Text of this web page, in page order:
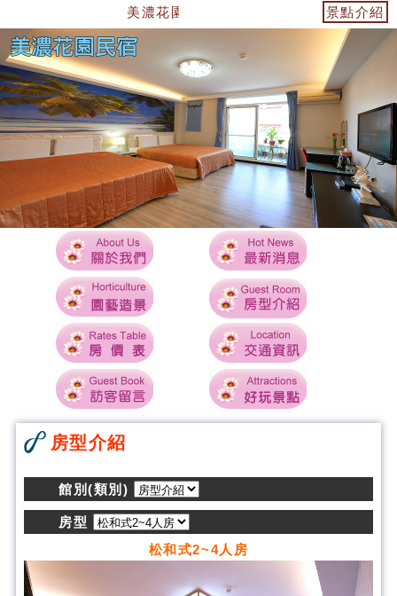
美濃花園民宿~美濃住宿首選 ~ ~景點介紹
房型介紹
館別(類別)
房型
松和式2~4人房